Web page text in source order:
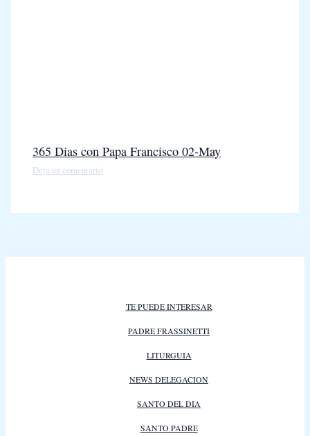
365 Dias con Papa Francisco 02-May
Deja un comentario
TE PUEDE INTERESAR
PADRE FRASSINETTI
LITURGUIA
NEWS DELEGACION
SANTO DEL DIA
SANTO PADRE